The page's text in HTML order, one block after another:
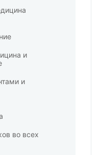
и
и
во всех